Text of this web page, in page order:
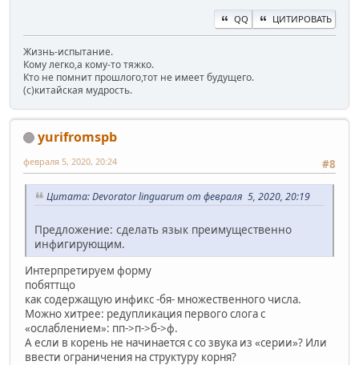
QQ ЦИТИРОВАТЬ
Жизнь-испытание.
Кому легко,а кому-то тяжко.
Кто не помнит прошлого,тот не имеет будущего.
(c)китайская мудрость.
yurifromspb
#8
февраля 5, 2020, 20:24
Цитата: Devorator linguarum от февраля 5, 2020, 20:19
Предложение: сделать язык преимущественно
инфигирующим.
Интерпретируем форму
побяттщо
как содержащую инфикс -бя- множественного числа.
Можно хитрее: редупликация первого слога с
«ослаблением»: пп->п->б->ф.
А если в корень не начинается с со звука из «серии»? Или
ввести ограничения на структуру корня?